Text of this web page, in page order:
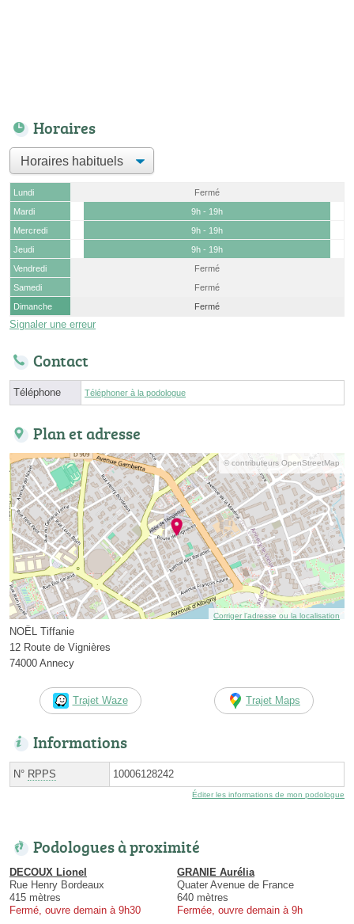
Horaires
Lundi
Fermé
Mardi
9h - 19h
Mercredi
9h - 19h
Jeudi
9h - 19h
Vendredi
Fermé
Samedi
Fermé
Dimanche
Fermé
Signaler une erreur
Contact
Téléphone Téléphoner à la podologue
Plan et adresse
© contributeurs OpenStreetMap
Corriger l’adresse ou la localisation
NOËL Tiffanie
12 Route de Vignières
74000 Annecy
Trajet Waze Trajet Maps
Informations
N° RPPS 10006128242
Éditer les informations de mon podologue
Podologues à proximité
DECOUX Lionel
Rue Henry Bordeaux
415 mètres
Fermé, ouvre demain à 9h30
GRANIE Aurélia
Quater Avenue de France
640 mètres
Fermée, ouvre demain à 9h